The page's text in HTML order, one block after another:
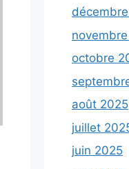
octobre
août 2025
juillet
juin 2025